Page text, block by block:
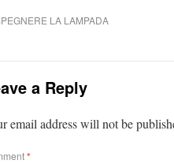
LA LAMPADA
a Reply
email address will not be
*